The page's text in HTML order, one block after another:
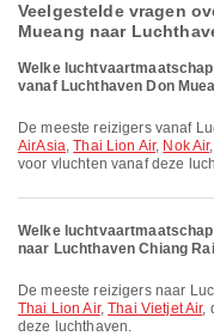
Veelgestelde vragen
Mueang naar
Welke
vanaf Luchthaven Don
De meeste reizigers vanaf
AirAsia,Thai Lion Air, Nok Air
voor vluchten vanaf deze
Welke
naar Luchthaven Chiang
De meeste reizigers naar
Thai Lion Air,Thai Vietjet Air,
deze luchthaven.